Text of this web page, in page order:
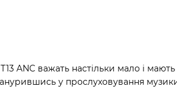
ANC важать настільки мало і
у прослуховування